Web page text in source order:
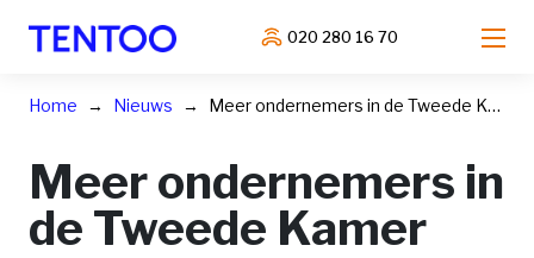
020 280 16 70
Home Nieuws Meer ondernemers in de Tweede Kamer
Meer ondernemers in
de Tweede Kamer